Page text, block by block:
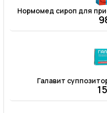
Нормомед сироп для
Галавит